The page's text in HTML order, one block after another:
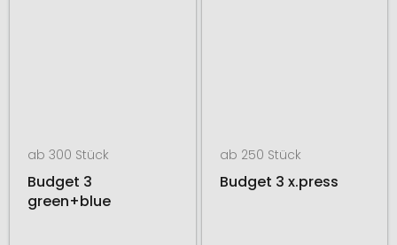
ab 300 Stück
Budget 3
green+blue
ab 250 Stück
Budget 3 x.press